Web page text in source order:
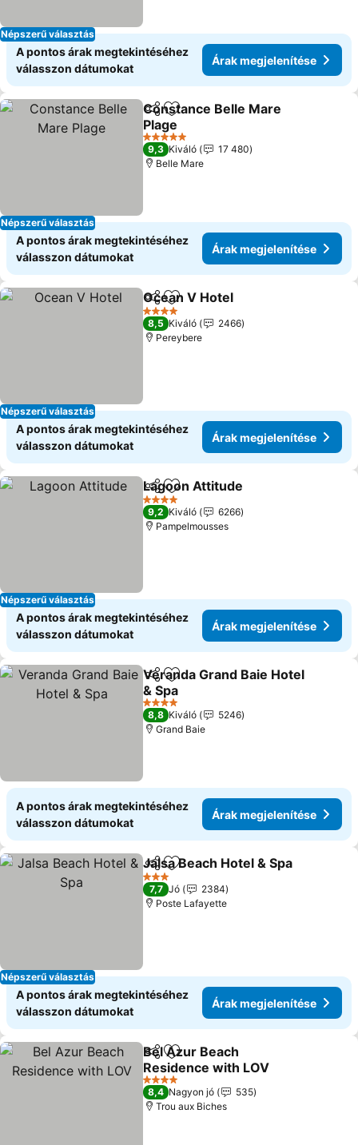
Népszerű választás
A pontos árak megtekintéséhez
válasszon dátumokat
Árak megjelenítése
Népszerű választás
Megosztás
Hozzáadás a kedvencekhez
Constance Belle Mare
Plage
5 Kategória
9,3 Kiváló
17 480
Belle Mare
A pontos árak megtekintéséhez
válasszon dátumokat
Árak megjelenítése
Népszerű választás
Megosztás
Hozzáadás a kedvencekhez
Ocean V Hotel
4 Kategória
8,5 Kiváló
2466
Pereybere
A pontos árak megtekintéséhez
válasszon dátumokat
Árak megjelenítése
Népszerű választás
Megosztás
Hozzáadás a kedvencekhez
Lagoon Attitude
4 Kategória
9,2 Kiváló
6266
Pampelmousses
A pontos árak megtekintéséhez
válasszon dátumokat
Árak megjelenítése
Megosztás
Hozzáadás a kedvencekhez
Veranda Grand Baie Hotel
& Spa
4 Kategória
8,8 Kiváló
5246
Grand Baie
A pontos árak megtekintéséhez
válasszon dátumokat
Árak megjelenítése
Népszerű választás
Megosztás
Hozzáadás a kedvencekhez
Jalsa Beach Hotel & Spa
3 Kategória
7,7 Jó
2384
Poste Lafayette
A pontos árak megtekintéséhez
válasszon dátumokat
Árak megjelenítése
Megosztás
Hozzáadás a kedvencekhez
Bel Azur Beach
Residence with LOV
4 Kategória
8,4 Nagyon jó
535
Trou aux Biches